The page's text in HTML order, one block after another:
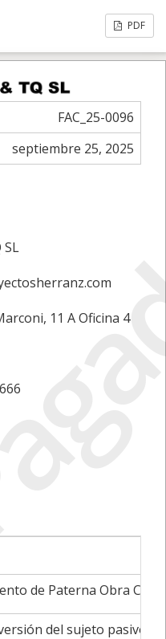
PDF
FAC_25-0096
septiembre 25, 2025
SL
11 A Oficina 4
de Paterna Obra Civil
del sujeto pasivo